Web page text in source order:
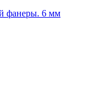
фанеры. 6 мм